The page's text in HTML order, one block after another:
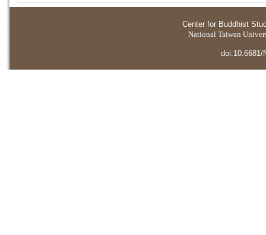
Center for Buddhist
National Taiwan
doi:10.6681/